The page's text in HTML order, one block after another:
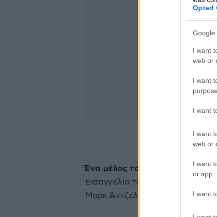
Opted
Google
I want
web or
I want
I want
I want
web or
I want
or app.
I want
Ένα μέλος του πληρώματος του
Εισαγγελία του Στέμματος τον
Μαρκ Άντζελο Πέρνια.